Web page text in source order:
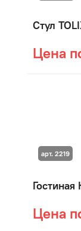
Стул
Цена
Цена
арт. 2219